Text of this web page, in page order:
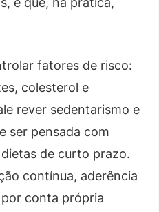
fatores de risco:
colesterol e
rever sedentarismo e
ser pensada com
de curto prazo.
contínua, aderência
conta própria